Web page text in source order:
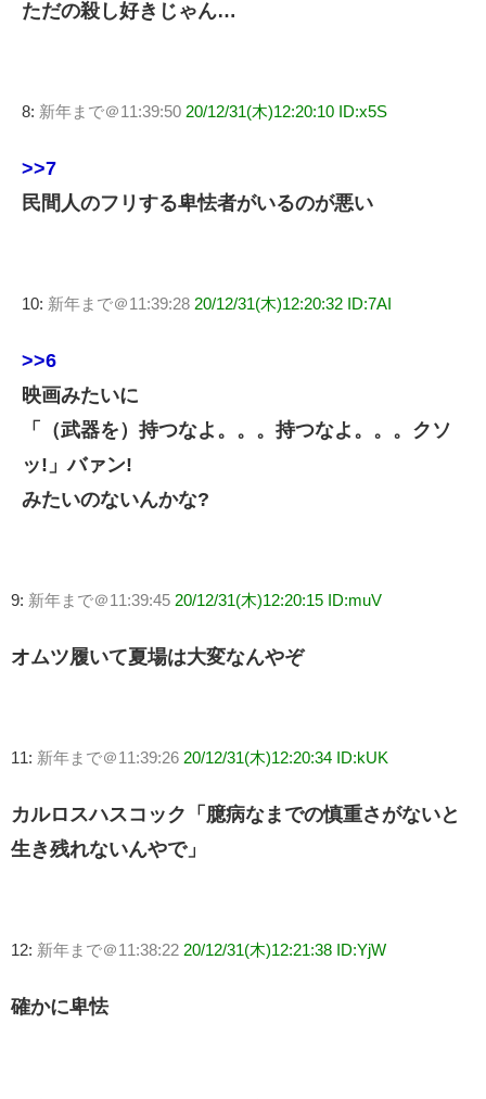
ただの殺し好きじゃん…
8: 新年まで＠11:39:50 20/12/31(木)12:20:10 ID:x5S
>>7
民間人のフリする卑怯者がいるのが悪い
10: 新年まで＠11:39:28 20/12/31(木)12:20:32 ID:7AI
>>6
映画みたいに
「（武器を）持つなよ。。。持つなよ。。。クソ
ッ!」バァン!
みたいのないんかな?
9: 新年まで＠11:39:45 20/12/31(木)12:20:15 ID:muV
オムツ履いて夏場は大変なんやぞ
11: 新年まで＠11:39:26 20/12/31(木)12:20:34 ID:kUK
カルロスハスコック「臆病なまでの慎重さがないと
生き残れないんやで」
12: 新年まで＠11:38:22 20/12/31(木)12:21:38 ID:YjW
確かに卑怯